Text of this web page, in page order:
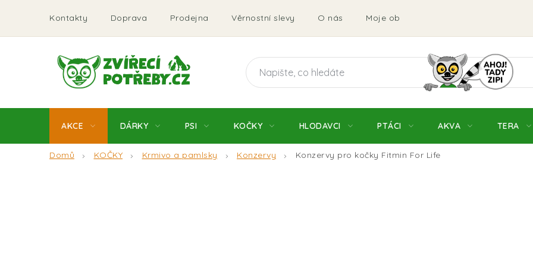
obsah
Kontakty Doprava Prodejna Věrnostní slevy O nás Moje objednávka Obchodní
AKCE DÁRKY PSI KOČKY HLODAVCI PTÁCI AKVA TERA
Domů KOČKY Krmivo a pamlsky Konzervy Konzervy pro kočky Fitmin For Life